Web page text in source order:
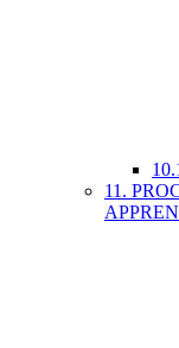
11.